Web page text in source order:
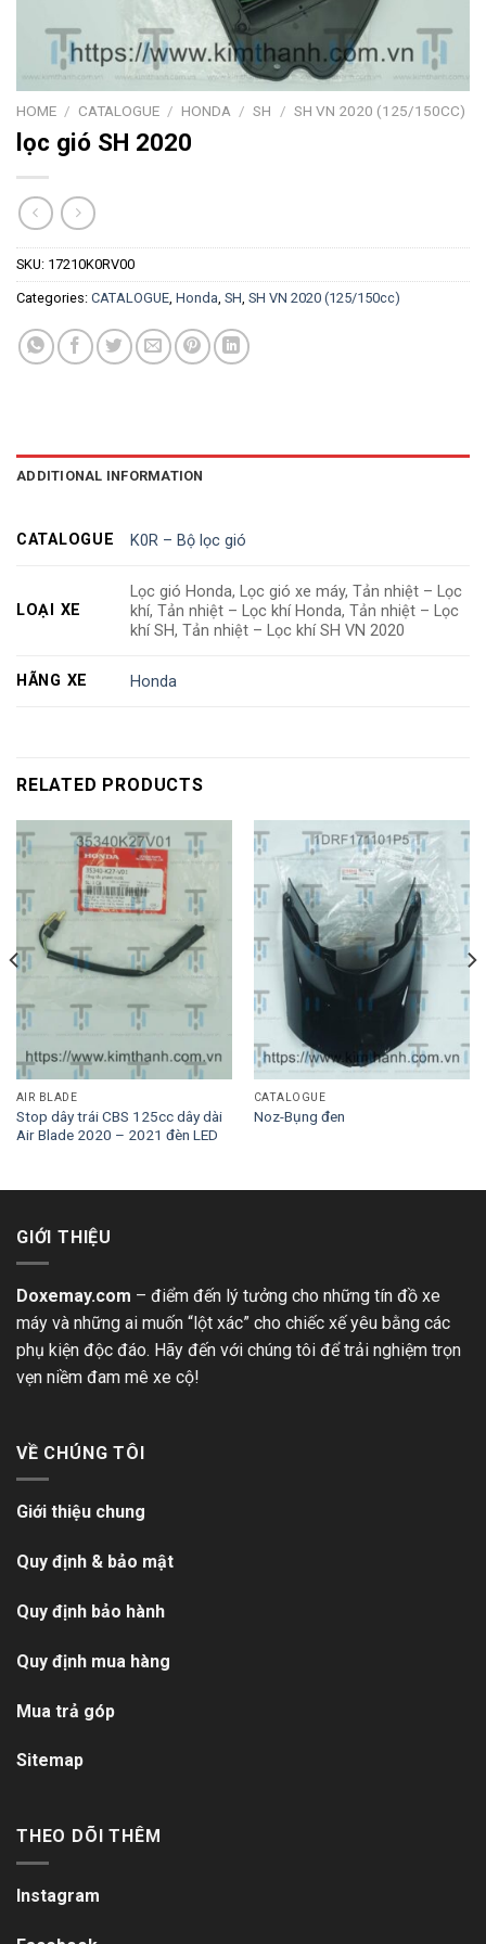
HOME / CATALOGUE / HONDA / SH / SH VN 2020 (125/150CC)
lọc gió SH 2020
SKU: 17210K0RV00
Categories: CATALOGUE, Honda, SH, SH VN 2020 (125/150cc)
ADDITIONAL INFORMATION
CATALOGUE K0R – Bộ lọc gió
LOẠI XE
Lọc gió Honda, Lọc gió xe máy, Tản nhiệt – Lọc
khí, Tản nhiệt – Lọc khí Honda, Tản nhiệt – Lọc
khí SH, Tản nhiệt – Lọc khí SH VN 2020
HÃNG XE Honda
RELATED PRODUCTS
AIR BLADE
Stop dây trái CBS 125cc dây dài
Air Blade 2020 – 2021 đèn LED
CATALOGUE
Noz-Bụng đen
GIỚI THIỆU
Doxemay.com – điểm đến lý tưởng cho những tín đồ xe
máy và những ai muốn “lột xác” cho chiếc xế yêu bằng các
phụ kiện độc đáo. Hãy đến với chúng tôi để trải nghiệm trọn
vẹn niềm đam mê xe cộ!
VỀ CHÚNG TÔI
Giới thiệu chung
Quy định & bảo mật
Quy định bảo hành
Quy định mua hàng
Mua trả góp
Sitemap
THEO DÕI THÊM
Instagram